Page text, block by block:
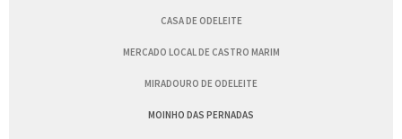
CASA DE ODELEITE
MERCADO LOCAL DE CASTRO MARIM
MIRADOURO DE ODELEITE
MOINHO DAS PERNADAS